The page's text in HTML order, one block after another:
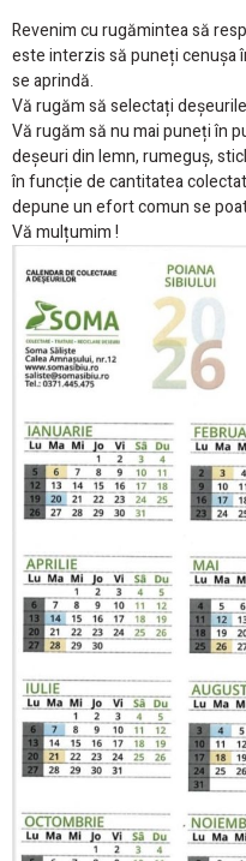
Revenim cu rugămintea să
este interzis să puneți cenușa
se aprindă.
Vă rugăm să selectați
Vă rugăm să nu mai puneți în
deșeuri din lemn, rumeguș,
în funcție de cantitatea
depune un efort comun se
Vă mulțumim !